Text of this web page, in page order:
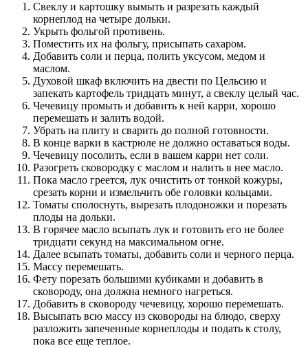
Свеклу и картошку вымыть и разрезать каждый
корнеплод на четыре дольки.
Укрыть фольгой противень.
Поместить их на фольгу, присыпать сахаром.
Добавить соли и перца, полить уксусом, медом и
маслом.
Духовой шкаф включить на двести по Цельсию и
запекать картофель тридцать минут, а свеклу целый час.
Чечевицу промыть и добавить к ней карри, хорошо
перемешать и залить водой.
Убрать на плиту и сварить до полной готовности.
В конце варки в кастрюле не должно оставаться воды.
Чечевицу посолить, если в вашем карри нет соли.
Разогреть сковородку с маслом и налить в нее масло.
Пока масло греется, лук очистить от тонкой кожуры,
срезать корни и измельчить обе головки кольцами.
Томаты сполоснуть, вырезать плодоножки и порезать
плоды на дольки.
В горячее масло всыпать лук и готовить его не более
тридцати секунд на максимальном огне.
Далее всыпать томаты, добавить соли и черного перца.
Массу перемешать.
Фету порезать большими кубиками и добавить в
сковороду, она должна немного нагреться.
Добавить в сковороду чечевицу, хорошо перемешать.
Высыпать всю массу из сковороды на блюдо, сверху
разложить запеченные корнеплоды и подать к столу,
пока все еще теплое.